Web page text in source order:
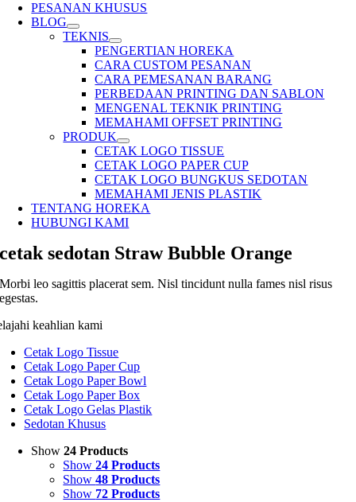
PESANAN KHUSUS
BLOG
TEKNIS
PENGERTIAN HOREKA
CARA CUSTOM PESANAN
CARA PEMESANAN BARANG
PERBEDAAN PRINTING DAN SABLON
MENGENAL TEKNIK PRINTING
MEMAHAMI OFFSET PRINTING
PRODUK
CETAK LOGO TISSUE
CETAK LOGO PAPER CUP
CETAK LOGO BUNGKUS SEDOTAN
MEMAHAMI JENIS PLASTIK
TENTANG HOREKA
HUBUNGI KAMI
cetak sedotan Straw Bubble Orange
Morbi leo sagittis placerat sem. Nisl tincidunt nulla fames nisl risus
egestas.
keahlian kami
Cetak Logo Tissue
Cetak Logo Paper Cup
Cetak Logo Paper Bowl
Cetak Logo Paper Box
Cetak Logo Gelas Plastik
Sedotan Khusus
Show24 Products
Show24 Products
Show48 Products
Show 72 Products